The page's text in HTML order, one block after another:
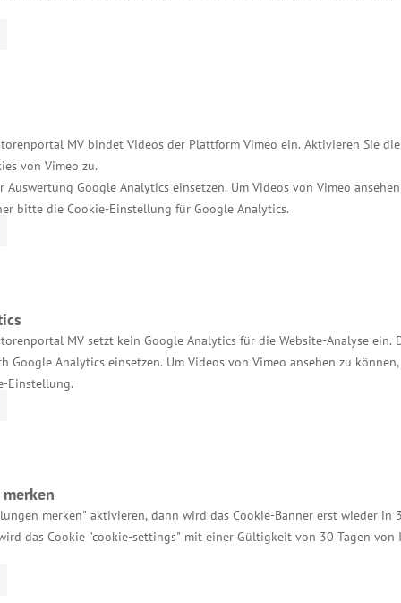
MV bindet Videos der Plattform Vimeo ein. Aktivieren Sie
von Vimeo zu.
Auswertung Google Analytics einsetzen. Um Videos von Vimeo
bitte die Cookie-Einstellung für Google Analytics.
MV setzt kein Google Analytics für die Website-Analyse ein.
Google Analytics einsetzen. Um Videos von Vimeo ansehen zu
Einstellung.
merken" aktivieren, dann wird das Cookie-Banner erst wieder in
das Cookie "cookie-settings" mit einer Gültigkeit von 30 Tagen von
klar nach oben“, so Staatssekretär Schulte, der
trägt zur Verunsicherung bei – und
– von Energiepreisen über Bürokratie bis zur
jetzt verlässliche und wettbewerbsfähige
Ziel klar: Arbeitsplätze sichern, Unternehmen
Services
Kontakt für Investoren
Aktuelle Broschüren und Downloads
Aktuelle Meldungen